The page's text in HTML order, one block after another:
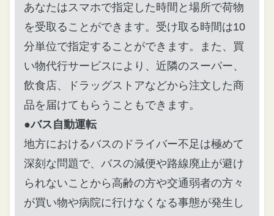
あなたはスマホで指定した時間と場所で荷物
を受取ることができます。受け取る時間は10
分単位で指定することができます。また、買
い物代行サービスにより、近隣のスーパー、
飲食店、ドラッグストアなどから注文した商
品を届けてもらうこともできます。
●バス自動運転
地方におけるバスのドライバー不足は極めて
深刻な問題で、バスの減便や路線廃止が避け
られないことから高齢の方や交通弱者の方々
が買い物や病院に行けなくなる事態が発生し